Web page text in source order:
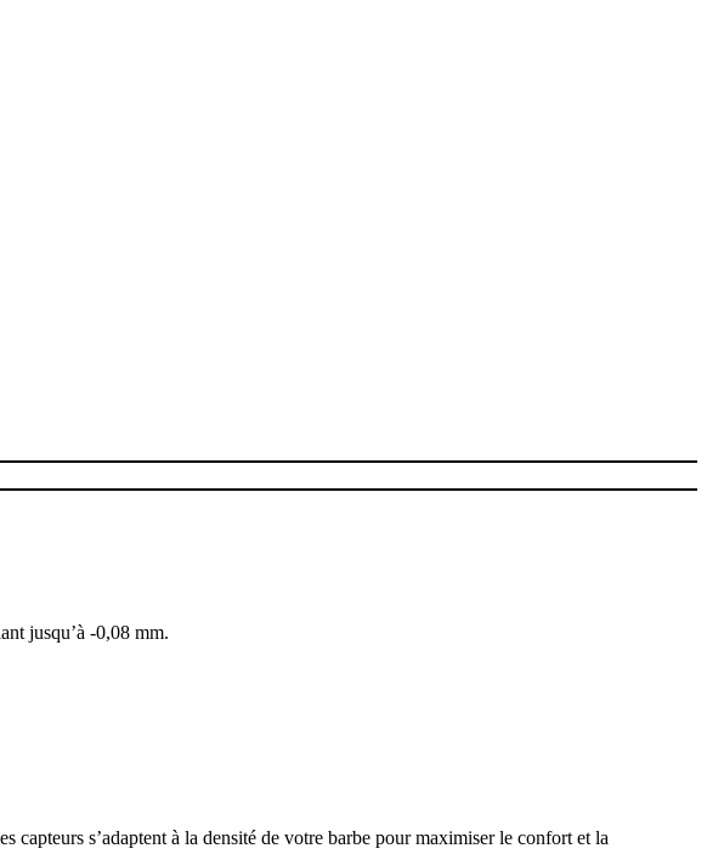
jusqu’à -0,08 mm.
s’adaptent à la densité de votre barbe pour maximiser le confort et la